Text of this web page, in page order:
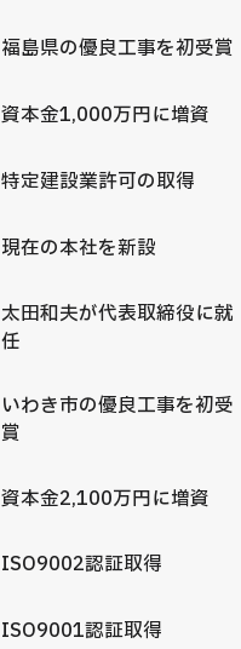
福島県の優良工事を初受賞
資本金1,000万円に増資
特定建設業許可の取得
現在の本社を新設
太田和夫が代表取締役に就
任
いわき市の優良工事を初受
賞
資本金2,100万円に増資
ISO9002認証取得
ISO9001認証取得